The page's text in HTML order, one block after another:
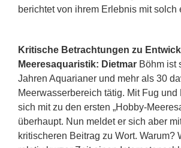
berichtet von ihrem Erlebnis mit solch
Kritische Betrachtungen zu
Meeresaquaristik: Dietmar Böhm ist
Jahren Aquarianer und mehr als 30
Meerwasserbereich tätig. Mit Fug und
sich mit zu den ersten „Hobby-
überhaupt. Nun meldet er sich aber
kritischeren Beitrag zu Wort. Warum?